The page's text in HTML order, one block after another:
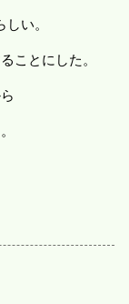
い。
ことにした。